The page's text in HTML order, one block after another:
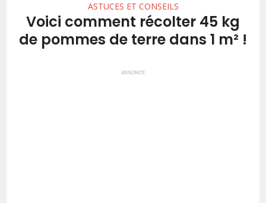
ASTUCES ET CONSEILS
Voici comment récolter 45 kg
de pommes de terre dans 1 m² !
ANNONCE